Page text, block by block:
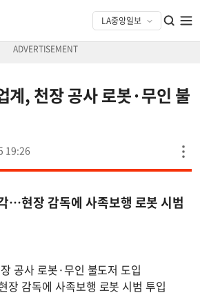
계, 천장 공사 로봇·무인 불
19:26
…현장 감독에 사족보행 로봇 시범
공사 로봇·무인 불도저 도입
감독에 사족보행 로봇 시범 투입